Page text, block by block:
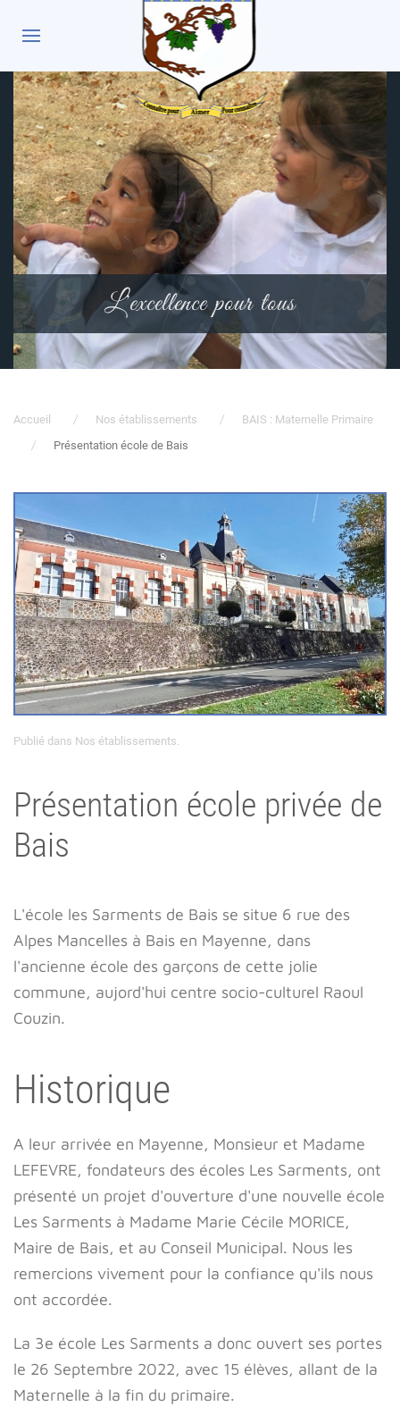
L'excellence pour tous
Accueil Nos établissements
BAIS : Maternelle Primaire
Présentation école de Bais
Publié dans Nos établissements
Présentation école privée de
Bais
L'école les Sarments de Bais se situe 6 rue des
Alpes Mancelles à Bais en Mayenne, dans
l'ancienne école des garçons de cette jolie
commune, aujord'hui centre socio-culturel Raoul
Couzin.
Historique
A leur arrivée en Mayenne, Monsieur et Madame
LEFEVRE, fondateurs des écoles Les Sarments, ont
présenté un projet d'ouverture d'une nouvelle école
Les Sarments à Madame Marie Cécile MORICE,
Maire de Bais, et au Conseil Municipal. Nous les
remercions vivement pour la confiance qu'ils nous
ont accordée.
La 3e école Les Sarments a donc ouvert ses portes
le 26 Septembre 2022, avec 15 élèves, allant de la
Maternelle à la fin du primaire.